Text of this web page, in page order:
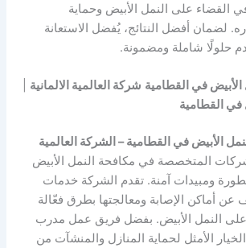
القضاء على النمل الأبيض وحماية
لضمان أفضل النتائج، يُفضل الاستعانة
حلولًا شاملة ومضمونة.
في القطامية شركة العالمية الالمانية
القطامية
الأبيض في القطامية – الشركة العالمية
المتخصصة في مكافحة النمل الأبيض
ومبيدات آمنة. تقدم الشركة خدمات
أماكن الإصابة ومعالجتها بطرق فعّالة
على النمل الأبيض. بفضل فريق عمل مدرب
الأمثل لحماية المنازل والمنشآت من